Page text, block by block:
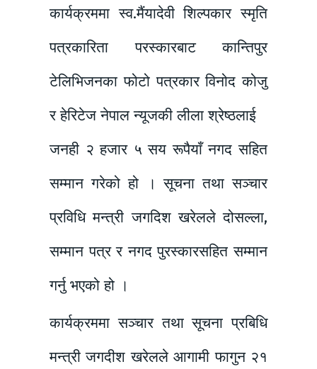
कार्यक्रममा स्व.मैंयादेवी शिल्पकार स्मृति
पत्रकारिता परस्कारबाट कान्तिपुर
टेलिभिजनका फोटो पत्रकार विनोद कोजु
र हेरिटेज नेपाल न्यूजकी लीला श्रेष्ठलाई
जनही २ हजार ५ सय रूपैयाँ नगद सहित
सम्मान गरेको हो । सूचना तथा सञ्चार
प्रविधि मन्त्री जगदिश खरेलले दोसल्ला,
सम्मान पत्र र नगद पुरस्कारसहित सम्मान
गर्नु भएको हो ।
कार्यक्रममा सञ्चार तथा सूचना प्रबिधि
मन्त्री जगदीश खरेलले आगामी फागुन २१